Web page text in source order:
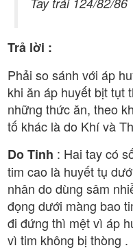
Trả lời :
Phải so sánh với áp
khi ăn áp huyết bịt tụt
những thức ăn, theo
tố khác là do Khí và
Do Tinh : Hai tay có
tim cao là huyết tụ
nhân do dùng sâm
đọng dưới màng bao
đi đứng thì mệt vì áp
vì tim không bị thòng .